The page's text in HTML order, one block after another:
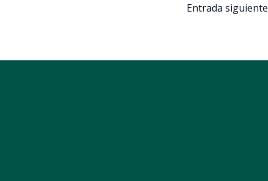
Entrada siguiente